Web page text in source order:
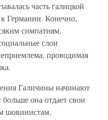
часть галицкой
Германии. Конечно,
симпатиям,
слои
проводимая
Галичины начинают
она отдает свои
шовинистам,